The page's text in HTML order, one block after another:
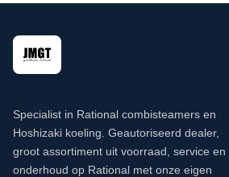
Specialist in Rational combisteamers en
Hoshizaki koeling. Geautoriseerd dealer,
groot assortiment uit voorraad, service en
onderhoud op Rational met onze eigen